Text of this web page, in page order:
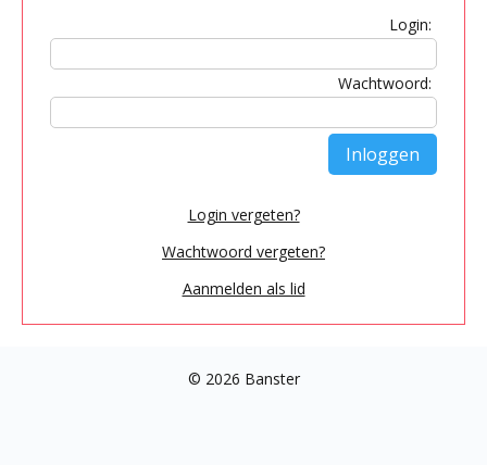
Login:
Wachtwoord:
Login vergeten?
Wachtwoord vergeten?
Aanmelden als lid
© 2026 Banster